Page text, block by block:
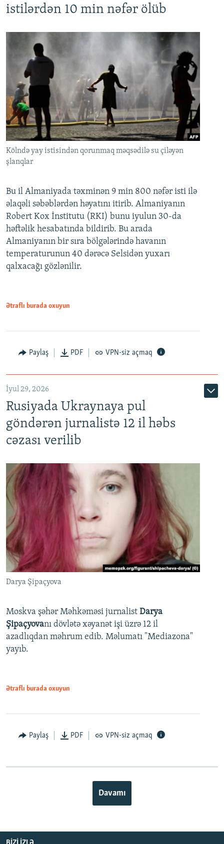
istilərdən 10 min nəfər ölüb
Kölndə yay istisindən qorunmaq məqsədilə su çiləyən
şlanqlar
Bu il Almaniyada təxminən 9 min 800 nəfər isti ilə
əlaqəli səbəblərdən həyatını itirib. Almaniyanın
Robert Kox İnstitutu (RKI) bunu iyulun 30-da
həftəlik hesabatında bildirib. Bu arada
Almaniyanın bir sıra bölgələrində havanın
temperaturunun 40 dərəcə Selsidən yuxarı
qalxacağı gözlənilir.
Ətraflı burada oxuyun
Paylaş PDF VPN-siz açmaq
İyul 29, 2026
Rusiyada Ukraynaya pul
göndərən jurnalistə 12 il həbs
cəzası verilib
Darya Şipaçyova
Moskva şəhər Məhkəməsi jurnalist Darya
Şipaçyovanı dövlətə xəyanət işi üzrə 12 il
azadlıqdan məhrum edib. Məlumatı "Mediazona"
yayıb.
Ətraflı burada oxuyun
Paylaş PDF VPN-siz açmaq
Davamı